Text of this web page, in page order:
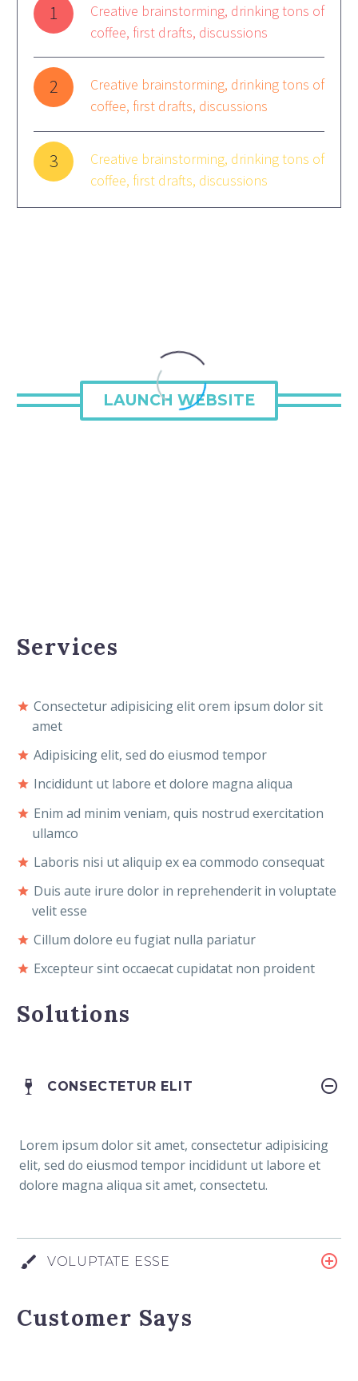
1
Creative brainstorming, drinking tons of
coffee, first drafts, discussions
2
Creative brainstorming, drinking tons of
coffee, first drafts, discussions
3
Creative brainstorming, drinking tons of
coffee, first drafts, discussions
LAUNCH WEBSITE
Services
Consectetur adipisicing elit orem ipsum dolor sit
amet
Adipisicing elit, sed do eiusmod tempor
Incididunt ut labore et dolore magna aliqua
Enim ad minim veniam, quis nostrud exercitation
ullamco
Laboris nisi ut aliquip ex ea commodo consequat
Duis aute irure dolor in reprehenderit in voluptate
velit esse
Cillum dolore eu fugiat nulla pariatur
Excepteur sint occaecat cupidatat non proident
Solutions
CONSECTETUR ELIT
Lorem ipsum dolor sit amet, consectetur adipisicing
elit, sed do eiusmod tempor incididunt ut labore et
dolore magna aliqua sit amet, consectetu.
VOLUPTATE ESSE
Customer Says